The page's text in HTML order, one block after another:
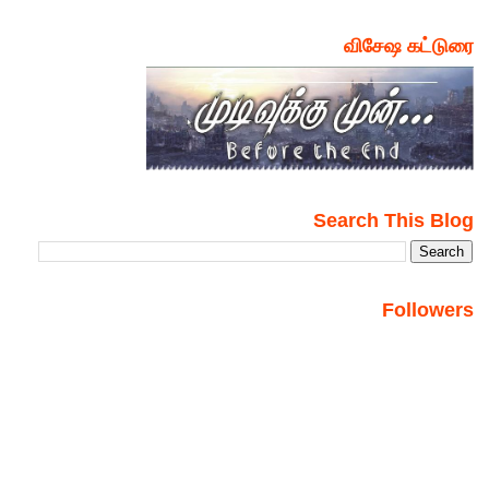
விசேஷ கட்டுரை
Search This Blog
Followers